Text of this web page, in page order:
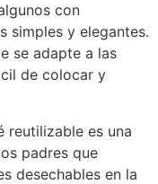
con
simples y elegantes.
se adapte a las
de colocar y
reutilizable es una
padres que
desechables en la